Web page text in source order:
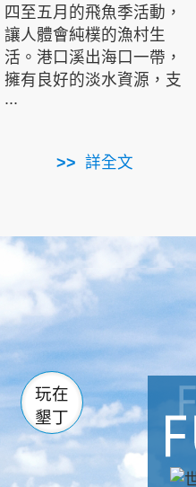
四至五月的飛魚季活動，
讓人體會純樸的漁村生
活。港口溪出海口一帶，
擁有良好的淡水資源，支
...
詳全文
湖
佳樂水
磐公園
坑
玩在
墾丁